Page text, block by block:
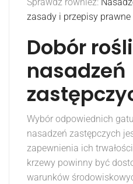
zasady i przepisy prawne
Dobór
nasadzeń
Wybór odpowiednich
nasadzeń zastępczych
zapewnienia ich
krzewy powinny być
warunków